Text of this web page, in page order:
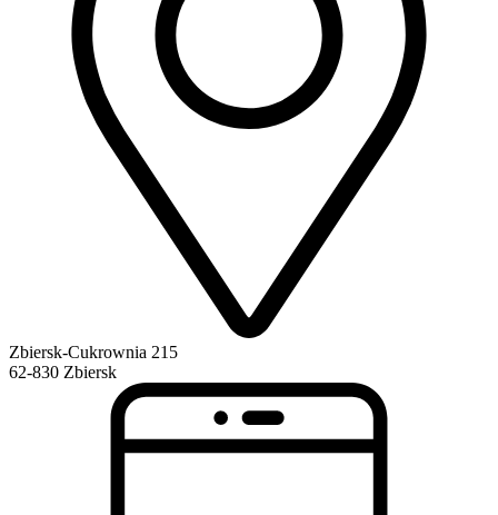
Zbiersk-Cukrownia 215
62-830 Zbiersk